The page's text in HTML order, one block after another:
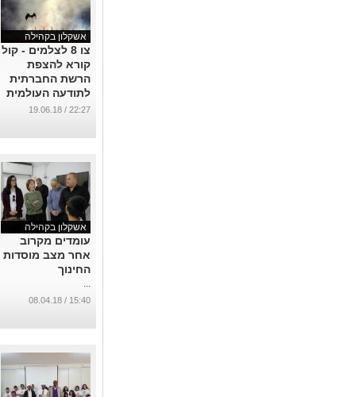
אשקלון בקהילה
צו 8 לצלמים - קול
קורא להצפת
הרשת החברתית
לתודעה העולמית
במה שמתרחש
...
22:27 / 19.06.18
אשקלון בקהילה
עומדים מקרוב
אחר מצב מוסדות
החינוך
...
15:40 / 08.04.18